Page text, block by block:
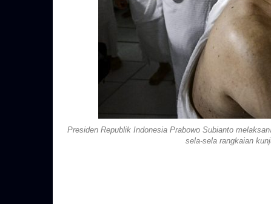
Presiden Republik Indonesia Prabowo Subianto
sela-sela rangkaian